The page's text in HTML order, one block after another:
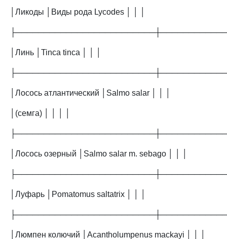
│Ликоды │Виды рода Lycodes │ │ │
│Линь │Tinca tinca │ │ │
│Лосось атлантический │Salmo salar │ │ │
│(семга) │ │ │ │
│Лосось озерный │Salmo salar m. sebago │ │ │
│Луфарь │Pomatomus saltatrix │ │ │
│Люмпен колючий │Acantholumpenus mackayi │ │ │